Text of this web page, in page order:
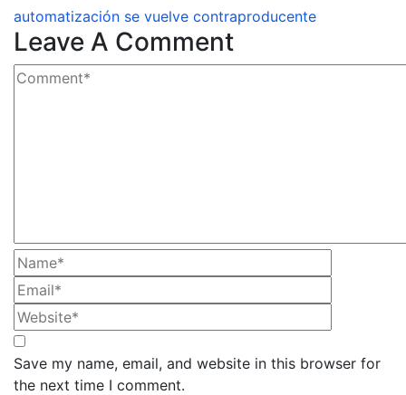
automatización se vuelve contraproducente
Leave A Comment
Save my name, email, and website in this browser for
the next time I comment.